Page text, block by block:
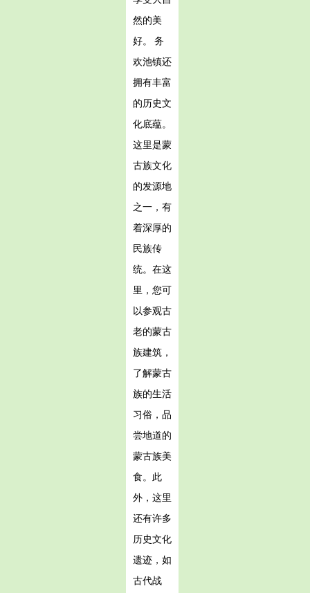
然的美
好。 务
欢池镇还
拥有丰富
的历史文
化底蕴。
这里是蒙
古族文化
的发源地
之一，有
着深厚的
民族传
统。在这
里，您可
以参观古
老的蒙古
族建筑，
了解蒙古
族的生活
习俗，品
尝地道的
蒙古族美
食。此
外，这里
还有许多
历史文化
遗迹，如
古代战